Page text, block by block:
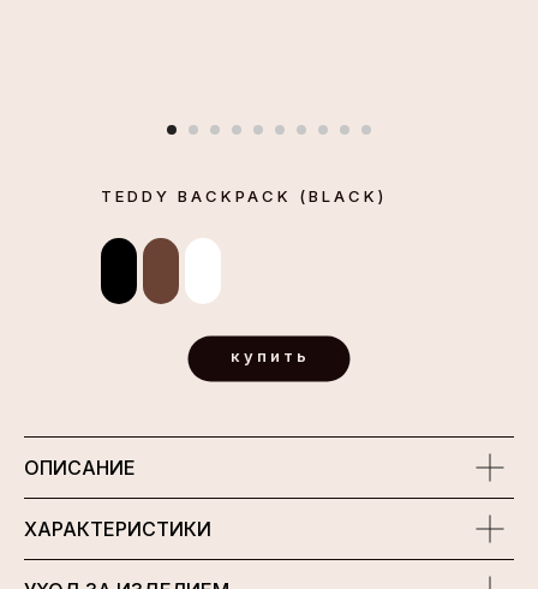
TEDDY BACKPACK (BLACK)
купить
ОПИСАНИЕ
ХАРАКТЕРИСТИКИ